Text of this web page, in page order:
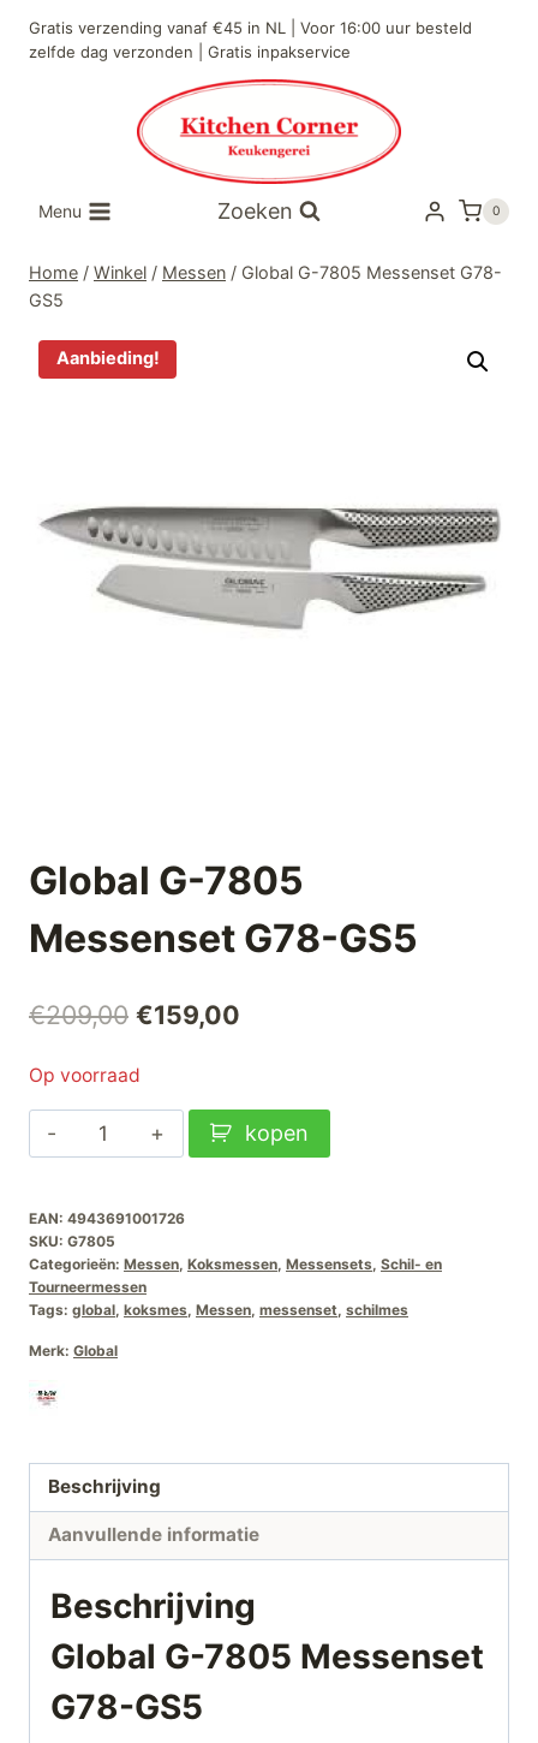
naar
Gratis verzending vanaf €45 in NL | Voor 16:00 uur besteld
zelfde dag verzonden | Gratis inpakservice
Menu Zoeken 0
Home / Winkel / Messen / Global G-7805 Messenset G78-
GS5
Aanbieding!
Global G-7805
Messenset G78-GS5
€209,00 Oorspronkelijke
€209,00.
€159,00
€159,00.
Op voorraad
Global
G-
Messenset
G78-
GS5
aantal
kopen
EAN: 4943691001726
SKU: G7805
Categorieën: Messen, Koksmessen, Messensets, Schil- en
Tourneermessen
Tags: global, koksmes, Messen, messenset, schilmes
Merk: Global
Beschrijving
Aanvullende informatie
Beschrijving
Global G-7805 Messenset
G78-GS5